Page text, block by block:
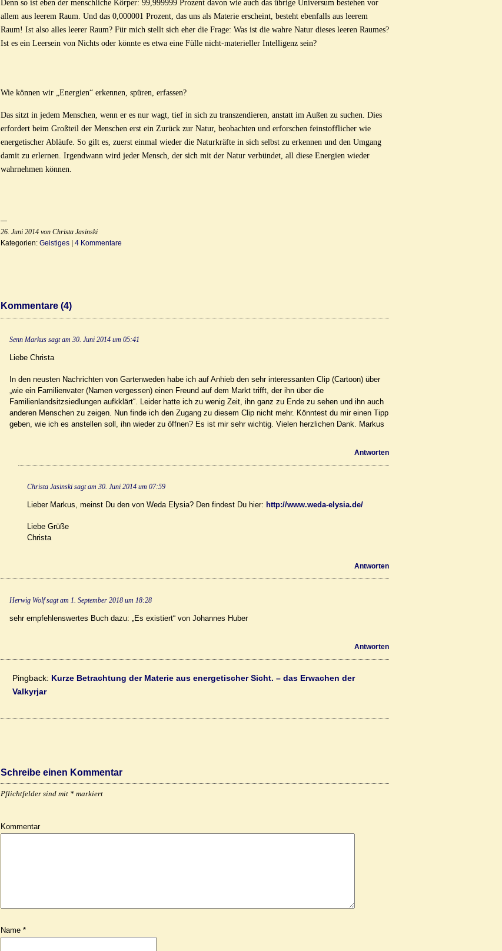
Denn so ist eben der menschliche Körper: 99,999999 Prozent davon wie auch das übrige Universum bestehen vor
allem aus leerem Raum. Und das 0,000001 Prozent, das uns als Materie erscheint, besteht ebenfalls aus leerem
Raum! Ist also alles leerer Raum? Für mich stellt sich eher die Frage: Was ist die wahre Natur dieses leeren Raumes?
Ist es ein Leersein von Nichts oder könnte es etwa eine Fülle nicht-materieller Intelligenz sein?
Wie können wir „Energien“ erkennen, spüren, erfassen?
Das sitzt in jedem Menschen, wenn er es nur wagt, tief in sich zu transzendieren, anstatt im Außen zu suchen. Dies
erfordert beim Großteil der Menschen erst ein Zurück zur Natur, beobachten und erforschen feinstofflicher wie
energetischer Abläufe. So gilt es, zuerst einmal wieder die Naturkräfte in sich selbst zu erkennen und den Umgang
damit zu erlernen. Irgendwann wird jeder Mensch, der sich mit der Natur verbündet, all diese Energien wieder
wahrnehmen können.
26. Juni 2014 von Christa Jasinski
Kategorien: Geistiges 4 Kommentare
Kommentare (4)
Senn Markus sagt am 30. Juni 2014 um 05:41
Liebe Christa
In den neusten Nachrichten von Gartenweden habe ich auf Anhieb den sehr interessanten Clip (Cartoon) über
„wie ein Familienvater (Namen vergessen) einen Freund auf dem Markt trifft, der ihn über die
Familienlandsitzsiedlungen aufkklärt“. Leider hatte ich zu wenig Zeit, ihn ganz zu Ende zu sehen und ihn auch
anderen Menschen zu zeigen. Nun finde ich den Zugang zu diesem Clip nicht mehr. Könntest du mir einen Tipp
geben, wie ich es anstellen soll, ihn wieder zu öffnen? Es ist mir sehr wichtig. Vielen herzlichen Dank. Markus
Antworten
Christa Jasinski sagt am 30. Juni 2014 um 07:59
Lieber Markus, meinst Du den von Weda Elysia? Den findest Du hier: http://www.weda-elysia.de/
Liebe Grüße
Christa
Antworten
Herwig Wolf sagt am 1. September 2018 um 18:28
sehr empfehlenswertes Buch dazu: „Es existiert“ von Johannes Huber
Antworten
Pingback: Kurze Betrachtung der Materie aus energetischer Sicht. – das Erwachen der
Valkyrjar
Schreibe einen Kommentar
Pflichtfelder sind mit * markiert
Kommentar
Name *